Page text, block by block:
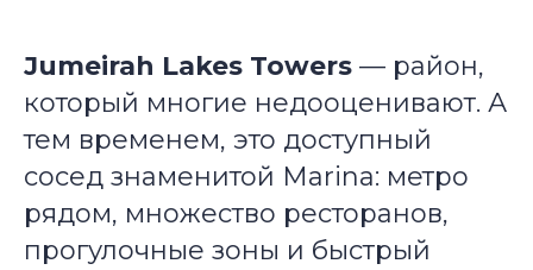
Jumeirah Lakes Towers — район,
который многие недооценивают. А
тем временем, это доступный
сосед знаменитой Marina: метро
рядом, множество ресторанов,
прогулочные зоны и быстрый